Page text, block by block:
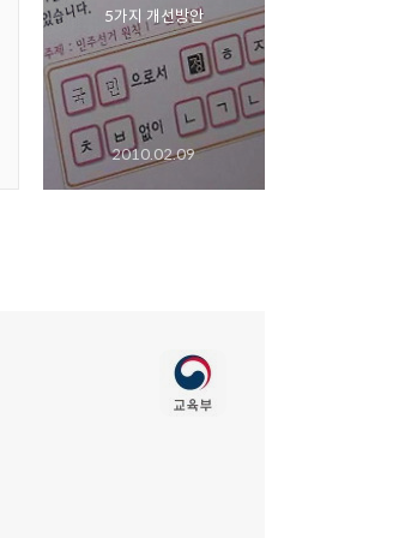
5가지 개선방안
2010.02.09